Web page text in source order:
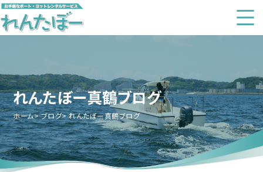
れんたぼー真鶴ブログ
ホーム ブログ れんたぼー真鶴ブログ